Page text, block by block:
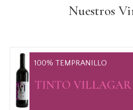
Nuestros
100% TEMPRANILLO
TINTO VILLAGAR
Nuestros
TINTO VILLAGAR